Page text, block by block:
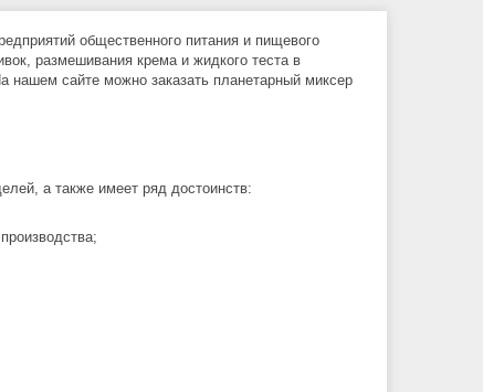
общественного питания и пищевого
размешивания крема и жидкого теста в
нашем сайте можно заказать планетарный миксер
а также имеет ряд достоинств: